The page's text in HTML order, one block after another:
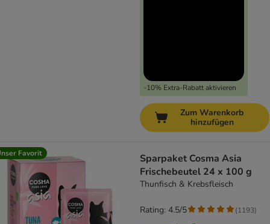
-10% Extra-Rabatt aktivieren
Zum Warenkorb
hinzufügen
Favorit
Sparpaket Cosma Asia
Frischebeutel 24 x 100 g
Thunfisch & Krebsfleisch
Rating: 4.5/5 (1193)